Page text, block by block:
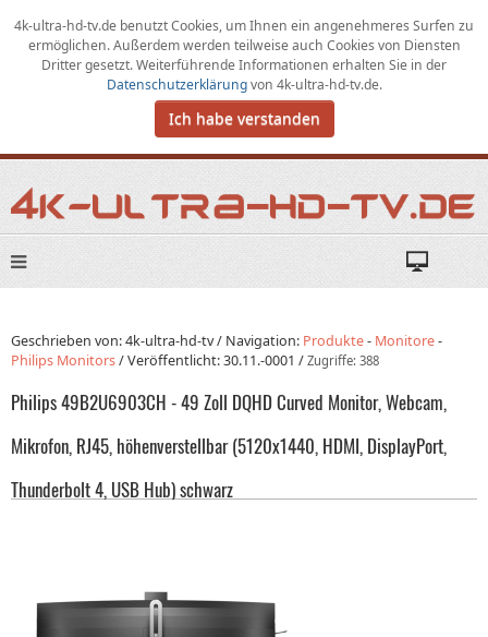
4k-ultra-hd-tv.de benutzt Cookies, umIhnen ein angenehmeres Surfen zu
ermöglichen.Außerdem werden teilweise auch Cookies von Diensten
Dritter gesetzt. Weiterführende Informationen erhalten Sie in der
Datenschutzerklärungvon 4k-ultra-hd-tv.de.
Ich habe verstanden
Geschrieben von: 4k-ultra-hd-tv / Navigation: Produkte- Monitore-
Philips Monitors/Veröffentlicht:30.11.-0001 / Zugriffe: 388
Philips 49B2U6903CH - 49 Zoll DQHD Curved Monitor, Webcam,
Mikrofon, RJ45, höhenverstellbar (5120x1440, HDMI, DisplayPort,
Thunderbolt 4, USB Hub) schwarz